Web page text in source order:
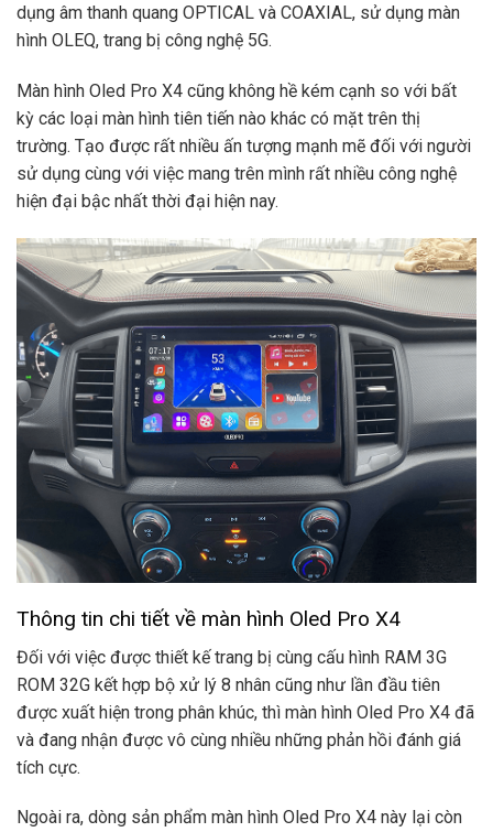
dụng âm thanh quang OPTICAL và COAXIAL, sử dụng màn
hình OLEQ, trang bị công nghệ 5G.
Màn hình Oled Pro X4 cũng không hề kém cạnh so với bất
kỳ các loại màn hình tiên tiến nào khác có mặt trên thị
trường. Tạo được rất nhiều ấn tượng mạnh mẽ đối với người
sử dụng cùng với việc mang trên mình rất nhiều công nghệ
hiện đại bậc nhất thời đại hiện nay.
Thông tin chi tiết về màn hình Oled Pro X4
Đối với việc được thiết kế trang bị cùng cấu hình RAM 3G
ROM 32G kết hợp bộ xử lý 8 nhân cũng như lần đầu tiên
được xuất hiện trong phân khúc, thì màn hình Oled Pro X4 đã
và đang nhận được vô cùng nhiều những phản hồi đánh giá
tích cực.
Ngoài ra, dòng sản phẩm màn hình Oled Pro X4 này lại còn